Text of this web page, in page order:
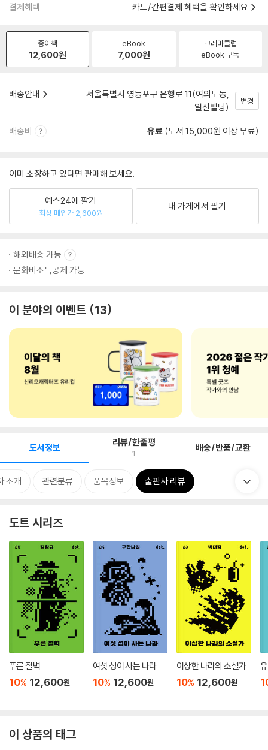
결제혜택 카드/간편결제 혜택을 확인하세요
종이책
12,600원
eBook
7,000원
크레마클럽
eBook 구독
배송안내
서울특별시 영등포구 은행로 11(여의도동,
일신빌딩)
변경
배송비 유료 (도서 15,000원 이상 무료)
이미 소장하고 있다면 판매해 보세요.
예스24에 팔기
최상 매입가 2,600원
내 가게에서 팔기
해외배송 가능
문화비소득공제 가능
이 분야의 이벤트 13
도서정보 리뷰/한줄평
1 배송/반품/교환
소개 관련분류 품목정보 출판사 리뷰
도트 시리즈
푸른 절벽
10% 12,600원
여섯 성이 사는 나라
10% 12,600원
이상한 나라의 소설가
10% 12,600원
이 상품의 태그